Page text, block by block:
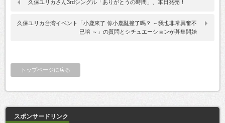
久保ユリカさん3rdシングル「ありがとうの時間」、本日発売！
久保ユリカ台湾イベント「小鹿來了 你小鹿亂撞了嗎？ ～我也非常興奮不
已唷 ～」の質問とシチュエーションが募集開始
トップページに戻る
スポンサードリンク